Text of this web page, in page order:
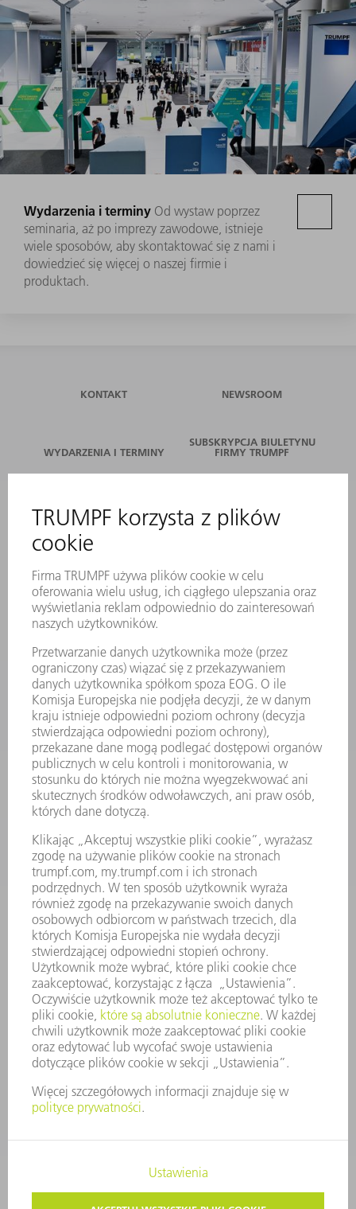
Wydarzenia i terminy Od wystaw poprzez
seminaria, aż po imprezy zawodowe, istnieje
wiele sposobów, aby skontaktować się z nami i
dowiedzieć się więcej o naszej firmie i
produktach.
KONTAKT NEWSROOM
WYDARZENIA I TERMINY
SUBSKRYPCJA BIULETYNU
FIRMY TRUMPF
SERWIS ONLINE
KONTAKT
LOKALIZACJE
WYDARZENIA I TERMINY
SUBSKRYPCJA NEWSLETTERA
MYTRUMPF
KARTY BEZPIECZEŃSTWA
PRODUKTY
MASZYNY & SYSTEMY
LASER
ENERGOELEKTRONIKA
ELEKTRONARZĘDZIA
SMART FACTORY
OPROGRAMOWANIE
USŁUGI SERWISOWE
ZASTOSOWANIA
BRANŻE
FIRMA
OFERTY STANOWISK
PROFIL FIRMY
ZARZĄD
SPRAWOZDANIE Z DZIAŁALNOŚCI
ZASADY BIZNESOWE
ZAPEWNIENIE ZGODNOŚCI DZIAŁALNOŚCI Z REGULACJAMI
SYSTEM ZGŁASZANIA NIEPRAWIDŁOWOŚCI
BEZPIECZEŃSTWO
INFORMACJE PRASOWE
MAGAZYNY
ZRÓWNOWAŻONY ROZWÓJ
ŚRODOWISKO I KLIMAT
SPOŁECZEŃSTWO
KIEROWANIE PRZEDSIĘBIORSTWEM
OCHRONA DANYCH
PRAWA AUTORSKIE I PRAWA DOTYCZĄCE ZNAKÓW TOWAROWYCH